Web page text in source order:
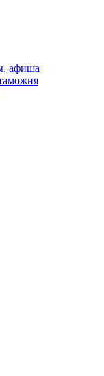
афиша